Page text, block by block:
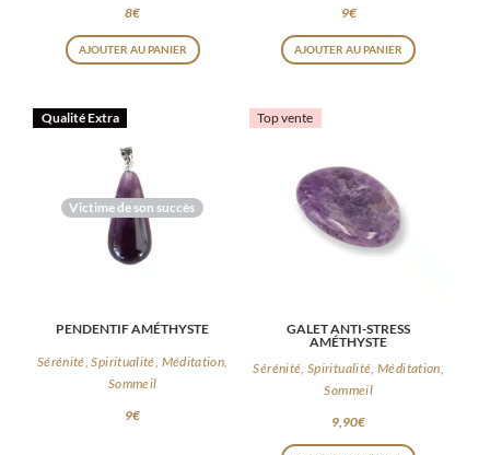
8€
AJOUTER AU PANIER
9€
AJOUTER AU PANIER
Victime de son succès
Qualité Extra
PENDENTIF AMÉTHYSTE
Sérénité, Spiritualité, Méditation,
Sommeil
9€
Top vente
GALET ANTI-STRESS
AMÉTHYSTE
Sérénité, Spiritualité, Méditation,
Sommeil
9,90€